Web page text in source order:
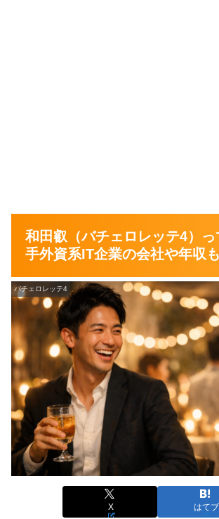
和田叡（バチェロレッテ4）
手外資系IT企業の会社や年収
バチェロレッテ4
X はてブ